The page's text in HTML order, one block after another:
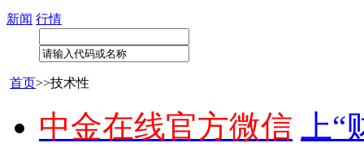
新闻 行情
首页>>技术性
中金在线官方微信
上